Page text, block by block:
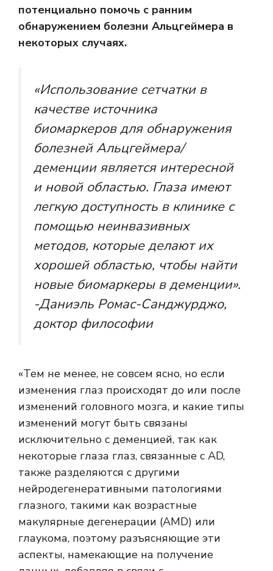
потенциально помочь с ранним
обнаружением болезни Альцгеймера в
некоторых случаях.
«Использование сетчатки в
качестве источника
биомаркеров для обнаружения
болезней Альцгеймера/
деменции является интересной
и новой областью. Глаза имеют
легкую доступность в клинике с
помощью неинвазивных
методов, которые делают их
хорошей областью, чтобы найти
новые биомаркеры в деменции».
-Даниэль Ромас-Санджурджо,
доктор философии
«Тем не менее, не совсем ясно, но если
изменения глаз происходят до или после
изменений головного мозга, и какие типы
изменений могут быть связаны
исключительно с деменцией, так как
некоторые глаза глаз, связанные с AD,
также разделяются с другими
нейродегенеративными патологиями
глазного, такими как возрастные
макулярные дегенерации (AMD) или
глаукома, поэтому разъясняющие эти
аспекты, намекающие на получение